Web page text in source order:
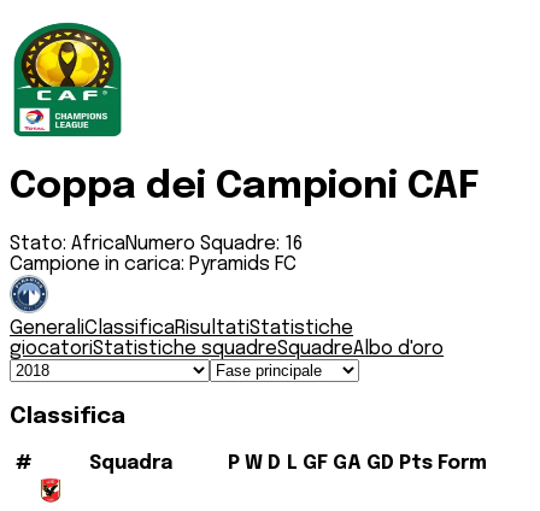
Coppa dei Campioni CAF
Stato: AfricaNumero Squadre: 16
Campione in carica: Pyramids FC
GeneraliClassificaRisultatiStatistiche
giocatoriStatistiche squadreSquadreAlbo d'oro
Classifica
# Squadra P W D L GF GA GD Pts Form